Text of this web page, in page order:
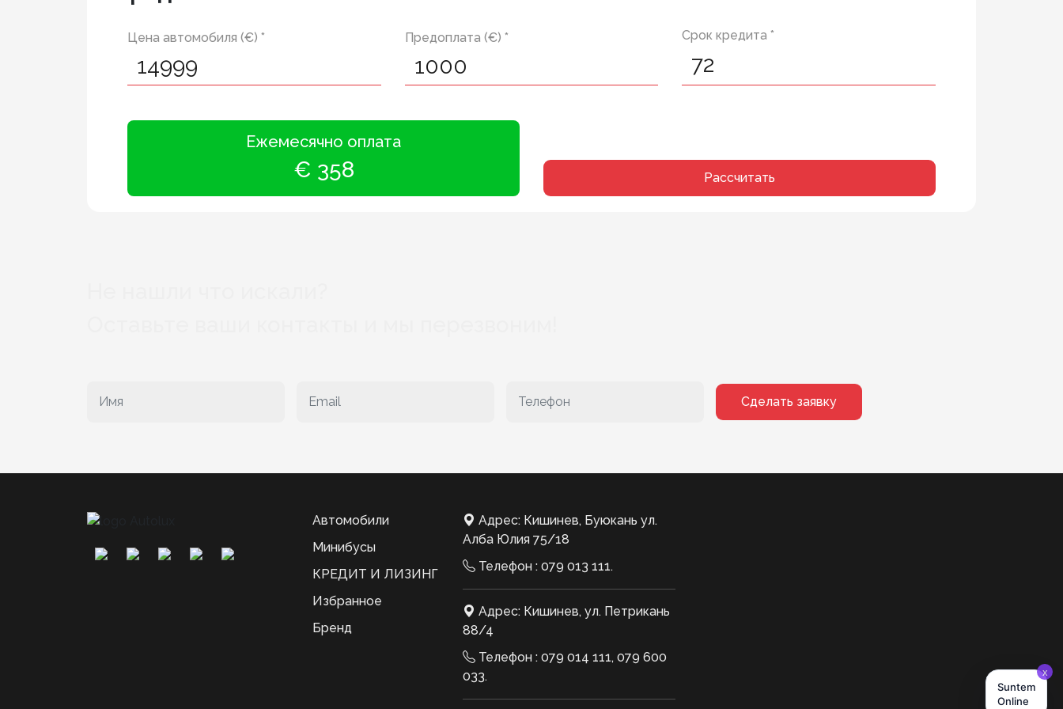
Цена автомобиля (€) * Предоплата (€) * Срок кредита *
Ежемесячно оплата
€ 358 Рассчитать
Сделать заявку
Автомобили
Минибусы
КРЕДИТ И ЛИЗИНГ
Избранное
Бренд
Адрес: Кишинев, Буюкань ул.
Алба Юлия 75/18
Телефон : 079 013 111.
Адрес: Кишинев, ул. Петрикань
88/4
Телефон : 079 014 111, 079 600
033.